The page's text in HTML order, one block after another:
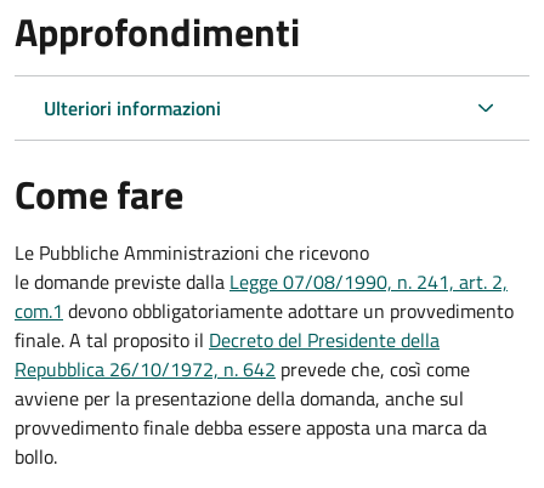
Approfondimenti
Ulteriori informazioni
Come fare
Le Pubbliche Amministrazioni che ricevono
le domande previste dalla Legge 07/08/1990, n. 241, art. 2,
com.1 devono obbligatoriamente adottare un provvedimento
finale. A tal proposito il Decreto del Presidente della
Repubblica 26/10/1972, n. 642 prevede che, così come
avviene per la presentazione della domanda, anche sul
provvedimento finale debba essere apposta una marca da
bollo.